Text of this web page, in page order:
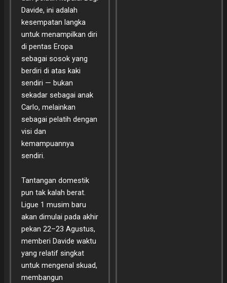
Davide, ini adalah
kesempatan langka
untuk menampilkan diri
di pentas Eropa
sebagai sosok yang
berdiri di atas kaki
sendiri — bukan
sekadar sebagai anak
Carlo, melainkan
sebagai pelatih dengan
visi dan
kemampuannya
sendiri.
Tantangan domestik
pun tak kalah berat.
Ligue 1 musim baru
akan dimulai pada akhir
pekan 22–23 Agustus,
memberi Davide waktu
yang relatif singkat
untuk mengenal skuad,
membangun